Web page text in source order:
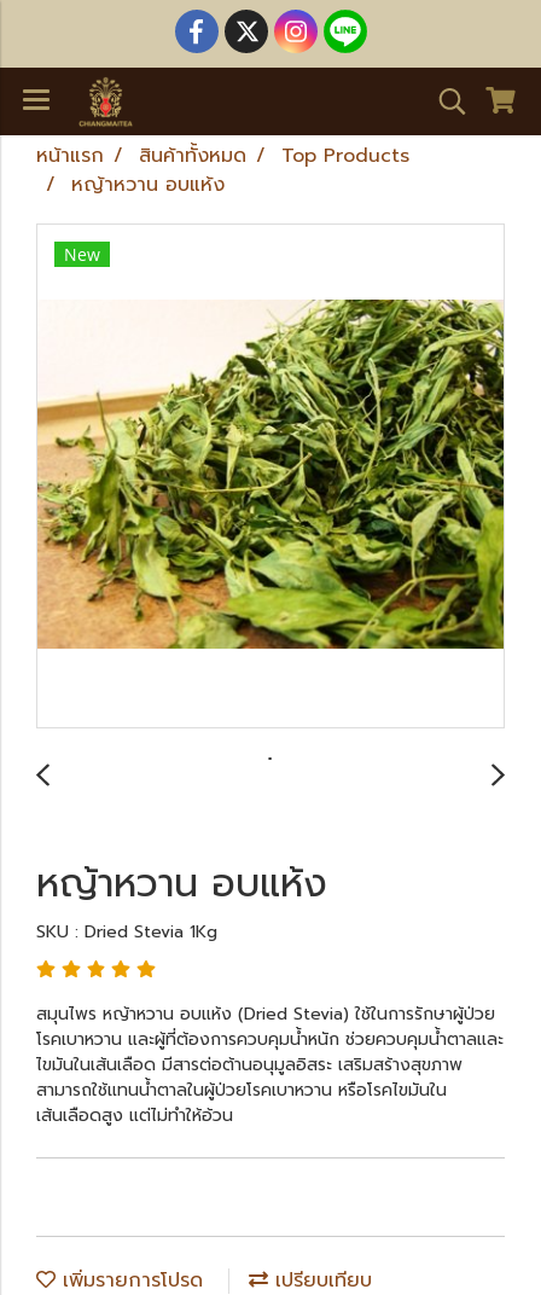
หน้าแรก สินค้าทั้งหมด
Top Products
หญ้าหวาน อบแห้ง
New
หญ้าหวาน อบแห้ง
SKU : Dried Stevia 1Kg
สมุนไพร หญ้าหวาน อบแห้ง (Dried Stevia) ใช้ในการรักษาผู้ป่วย
โรคเบาหวาน และผู้ที่ต้องการควบคุมน้ำหนัก ช่วยควบคุมน้ำตาลและ
ไขมันในเส้นเลือด มีสารต่อต้านอนุมูลอิสระ เสริมสร้างสุขภาพ
สามารถใช้แทนน้ำตาลในผู้ป่วยโรคเบาหวาน หรือโรคไขมันใน
เส้นเลือดสูง แต่ไม่ทำให้อ้วน
เพิ่มรายการโปรด เปรียบเทียบ